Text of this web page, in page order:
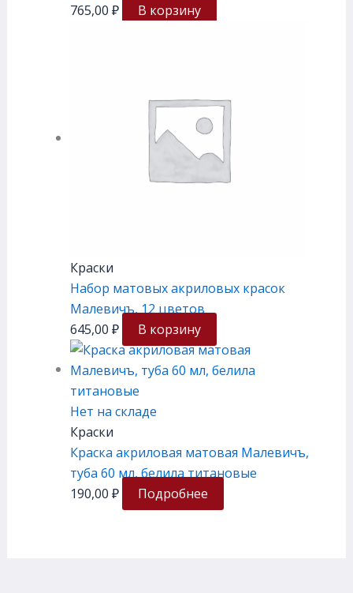
765,00 ₽ В корзину
Краски
Набор матовых акриловых красок
Малевичъ, 12 цветов
645,00 ₽ В корзину
Нет на складе
Краски
Краска акриловая матовая Малевичъ,
туба 60 мл, белила титановые
190,00 ₽ Подробнее